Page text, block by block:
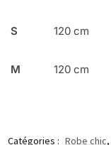
S 120 cm
M 120 cm
Catégories : Robe chic,